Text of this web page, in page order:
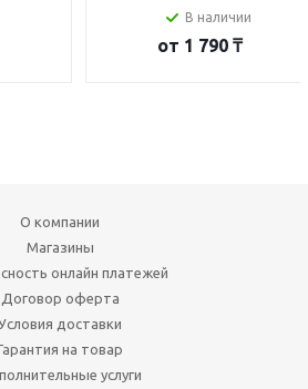
В наличии
от 1 790 ₸
О компании
Магазины
онлайн платежей
Договор оферта
доставки
на товар
услуги